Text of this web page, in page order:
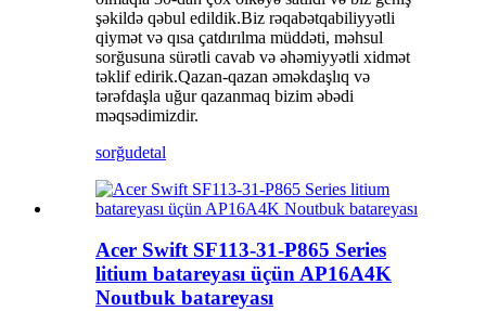
şəkildə qəbul edildik.Biz rəqabətqabiliyyətli
qiymət və qısa çatdırılma müddəti, məhsul
sorğusuna sürətli cavab və əhəmiyyətli xidmət
təklif edirik.Qazan-qazan əməkdaşlıq və
tərəfdaşla uğur qazanmaq bizim əbədi
məqsədimizdir.
sorğudetal
Acer Swift SF113-31-P865 Series
litium batareyası üçün AP16A4K
Noutbuk batareyası